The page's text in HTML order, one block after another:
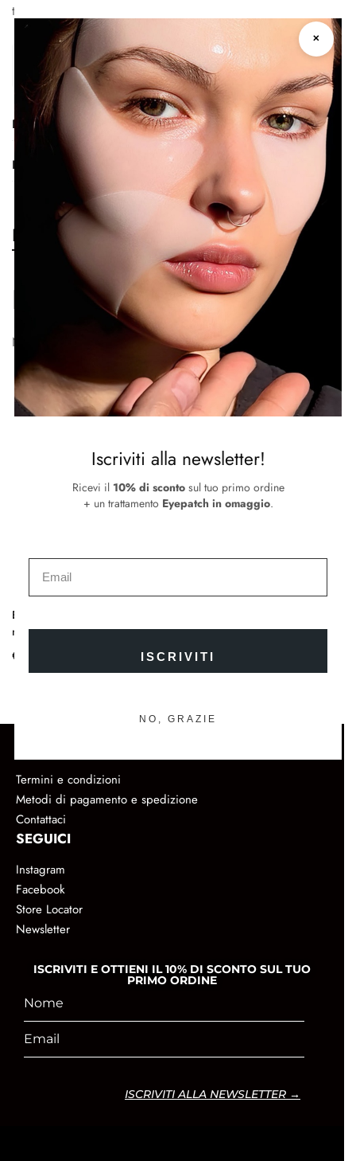
texture in polvere e in crema.
Descrizione
Informazioni aggiuntive
Recensioni
Recensioni
Non ci sono ancora recensioni.
Prodotti correlati
Eye Blend Brush
n.101|Pennello da Sfumatura
€
n.115|Pennello Piccolo da
€30.00
Termini e condizioni
Metodi di pagamento e spedizione
Contattaci
SEGUICI
Instagram
Facebook
Store Locator
Newsletter
ISCRIVITI E OTTIENI IL 10% DI SCONTO SUL TUO
PRIMO ORDINE
ISCRIVITI ALLA NEWSLETTER →
Iscriviti alla newsletter!
Ricevi il 10% di scontosul tuo primo ordine
+ un trattamento Eyepatch in omaggio.
ISCRIVITI
NO, GRAZIE
✕